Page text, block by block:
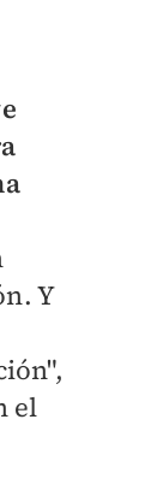
Y
el